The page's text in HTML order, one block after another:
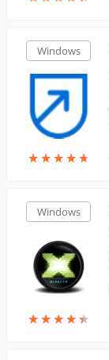
Windows
★★★★★
★★★★★
Windows
★★★★★
★★★★★